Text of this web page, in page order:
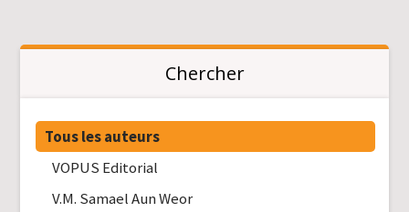
Chercher
Tous les auteurs
VOPUS Editorial
V.M. Samael Aun Weor